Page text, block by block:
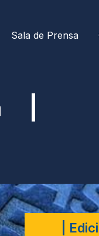
Sala de Prensa
|
|